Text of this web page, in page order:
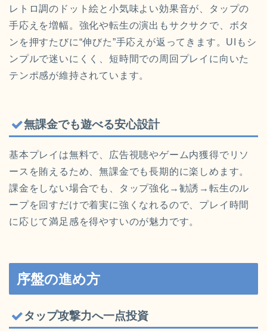
レトロ調のドット絵と小気味よい効果音が、タップの
手応えを増幅。強化や転生の演出もサクサクで、ボタ
ンを押すたびに“伸びた”手応えが返ってきます。UIもシ
ンプルで迷いにくく、短時間での周回プレイに向いた
テンポ感が維持されています。
無課金でも遊べる安心設計
基本プレイは無料で、広告視聴やゲーム内獲得でリソ
ースを賄えるため、無課金でも長期的に楽しめます。
課金をしない場合でも、タップ強化→勧誘→転生のル
ープを回すだけで着実に強くなれるので、プレイ時間
に応じて満足感を得やすいのが魅力です。
序盤の進め方
タップ攻撃力へ一点投資